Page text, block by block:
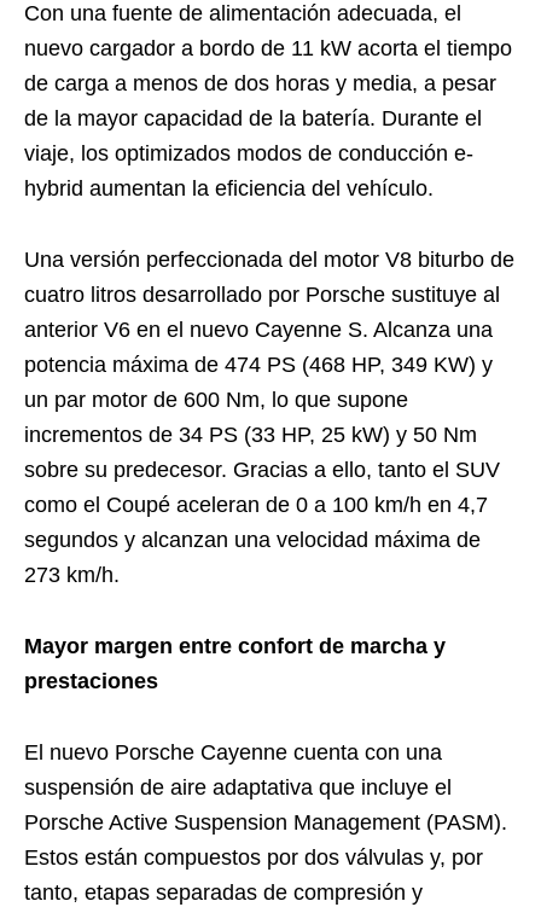
Con una fuente de alimentación adecuada, el
nuevo cargador a bordo de 11 kW acorta el tiempo
de carga a menos de dos horas y media, a pesar
de la mayor capacidad de la batería. Durante el
viaje, los optimizados modos de conducción e-
hybrid aumentan la eficiencia del vehículo.
Una versión perfeccionada del motor V8 biturbo de
cuatro litros desarrollado por Porsche sustituye al
anterior V6 en el nuevo Cayenne S. Alcanza una
potencia máxima de 474 PS (468 HP, 349 KW) y
un par motor de 600 Nm, lo que supone
incrementos de 34 PS (33 HP, 25 kW) y 50 Nm
sobre su predecesor. Gracias a ello, tanto el SUV
como el Coupé aceleran de 0 a 100 km/h en 4,7
segundos y alcanzan una velocidad máxima de
273 km/h.
Mayor margen entre confort de marcha y
prestaciones
El nuevo Porsche Cayenne cuenta con una
suspensión de aire adaptativa que incluye el
Porsche Active Suspension Management (PASM).
Estos están compuestos por dos válvulas y, por
tanto, etapas separadas de compresión y